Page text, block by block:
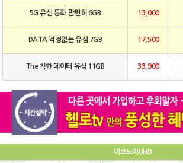
5G 유심 통화 맘편히 6GB 13,000
DATA 걱정없는 유심 7GB 17,500
The 착한 데이터 유심 11GB 33,900
이코노미UHD